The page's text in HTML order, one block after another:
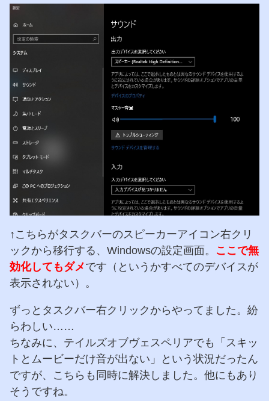
↑こちらがタスクバーのスピーカーアイコン右クリ
ックから移行する、Windowsの設定画面。 ここで無
効化してもダメです（というかすべてのデバイスが
表示されない）。
ずっとタスクバー右クリックからやってました。紛
らわしい……
ちなみに、テイルズオブヴェスペリアでも「スキッ
トとムービーだけ音が出ない」という状況だったん
ですが、こちらも同時に解決しました。他にもあり
そうですね。